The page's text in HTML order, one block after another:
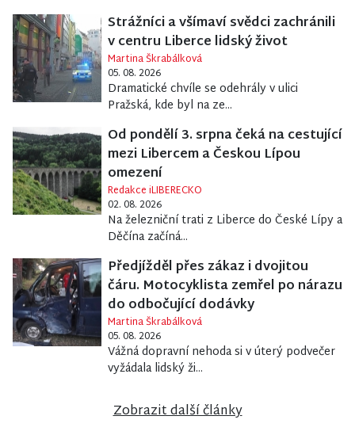
Strážníci a všímaví svědci zachránili
v centru Liberce lidský život
Martina Škrabálková
05. 08. 2026
Dramatické chvíle se odehrály v ulici
Pražská, kde byl na ze...
Od pondělí 3. srpna čeká na cestující
mezi Libercem a Českou Lípou
omezení
Redakce iLIBERECKO
02. 08. 2026
Na železniční trati z Liberce do České Lípy a
Děčína začíná...
Předjížděl přes zákaz i dvojitou
čáru. Motocyklista zemřel po nárazu
do odbočující dodávky
Martina Škrabálková
05. 08. 2026
Vážná dopravní nehoda si v úterý podvečer
vyžádala lidský ži...
Zobrazit další články